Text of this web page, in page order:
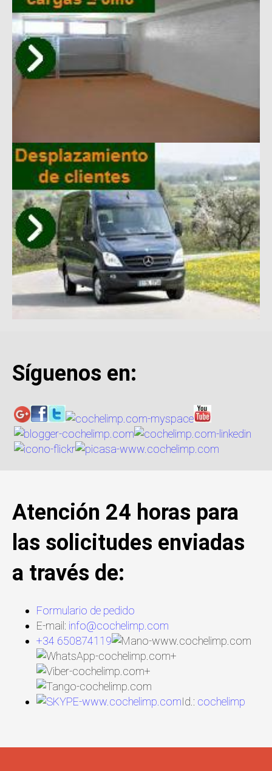
Síguenos en:
Atención 24 horas para
las solicitudes enviadas
a través de:
Formulario de pedido
E-mail: info@cochelimp.com
+34 650874119
+
+
Id.: cochelimp